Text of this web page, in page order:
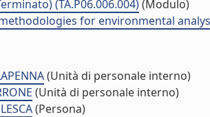
(TA.P06.006.004)(Modulo)
for environmental
(Unità di personale interno)
(Unità di personale interno)
(Persona)